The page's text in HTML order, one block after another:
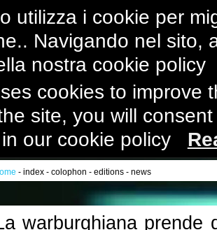
utilizza i cookie per
Navigando nel sito,
nostra cookie
cookies to improve
site, you will
our cookie policy
- index - colophon - editions - news
warburghiana